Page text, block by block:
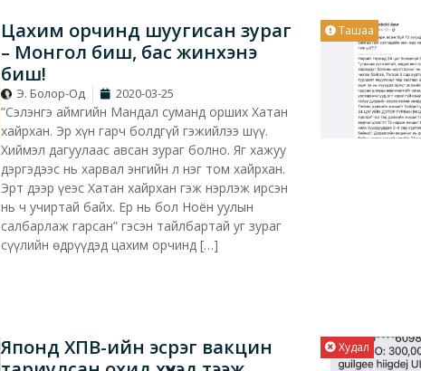
Цахим орчинд шуугисан зураг
– Монгол биш, бас жинхэнэ
биш!
Э. Болор-Од 2020-03-25
”Сэлэнгэ аймгийн Мандал суманд орших Хатан
хайрхан. Эр хүн гарч болдгүй гэжийлээ шүү.
Хиймэл дагуулаас авсан зураг болно. Яг хажуу
дэргэдээс нь харвал энгийн л нэг том хайрхан.
Эрт дээр үеэс Хатан хайрхан гэж нэрлэж ирсэн
нь ч учиртай байх. Ер нь бол Ноён уулын
салбарлаж гарсан” гэсэн тайлбартай уг зураг
сүүлийн өдрүүдэд цахим орчинд […]
Ташаа
Японд ХПВ-ийн эсрэг вакцин
Худал